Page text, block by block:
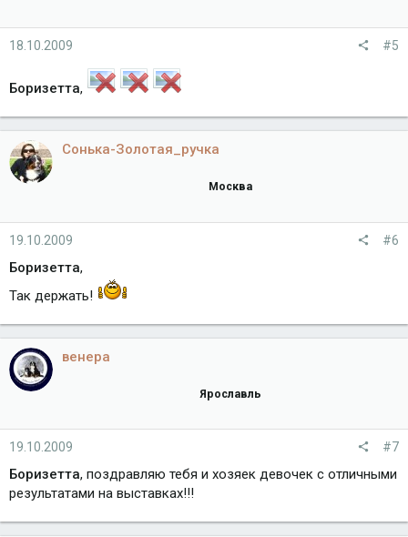
18.10.2009 #5
Боризетта,
Сонька-Золотая_ручка
Москва
19.10.2009 #6
Боризетта,
Так держать!
венера
Ярославль
19.10.2009 #7
Боризетта, поздравляю тебя и хозяек девочек с отличными
результатами на выставках!!!